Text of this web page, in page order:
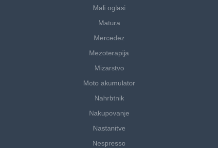
Mali oglasi
Matura
Mercedez
Mezoterapija
Mizarstvo
Moto akumulator
Nahrbtnik
Nakupovanje
Nastanitve
Nespresso